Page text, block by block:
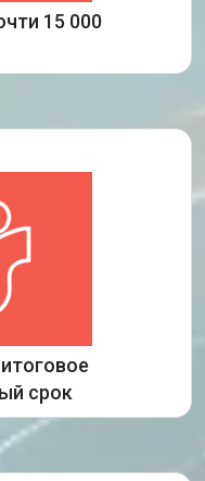
15 000
срок
Иркутской
в рамках ГИА-2026,
является одним
допуска к сдаче